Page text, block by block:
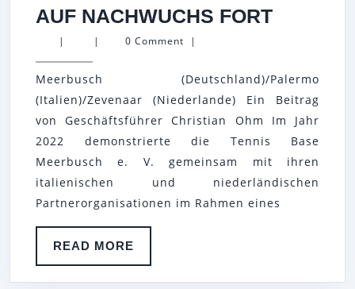
AUF NACHWUCHS FORTTB
V.
SETZT
EU-
MIT
FOKUS
FORT
| | 0 Comment |
Meerbusch (Deutschland)/Palermo
(Italien)/Zevenaar (Niederlande) Ein Beitrag
von Geschäftsführer Christian Ohm Im Jahr
2022 demonstrierte die Tennis Base
Meerbusch e. V. gemeinsam mit ihren
italienischen und niederländischen
Partnerorganisationen im Rahmen eines
READ MORE
MORE